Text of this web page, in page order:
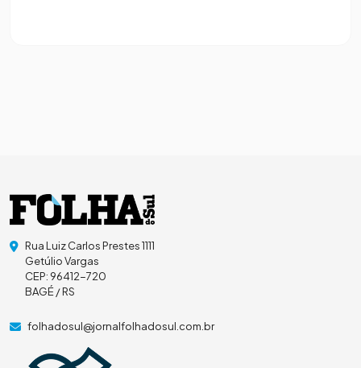
Rua Luiz Carlos Prestes 1111
Getúlio Vargas
CEP: 96412-720
BAGÉ / RS
folhadosul@jornalfolhadosul.com.br